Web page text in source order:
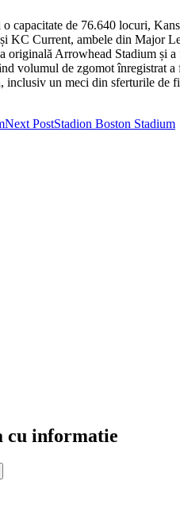
o capacitate de 76.640 locuri,
Current, ambele din Major
originală Arrowhead Stadium și
volumul de zgomot înregistrat
un meci din sferturile de
Next PostStadion Boston Stadium
cu informatie